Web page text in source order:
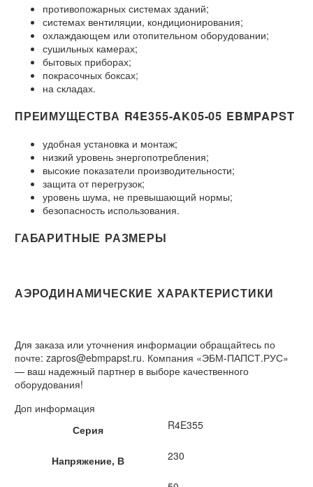
противопожарных системах зданий;
системах вентиляции, кондиционирования;
охлаждающем или отопительном оборудовании;
сушильных камерах;
бытовых приборах;
покрасочных боксах;
на складах.
ПРЕИМУЩЕСТВА R4E355-AK05-05 EBMPAPST
удобная установка и монтаж;
низкий уровень энергопотребления;
высокие показатели производительности;
защита от перегрузок;
уровень шума, не превышающий нормы;
безопасность использования.
ГАБАРИТНЫЕ РАЗМЕРЫ
АЭРОДИНАМИЧЕСКИЕ ХАРАКТЕРИСТИКИ
Для заказа или уточнения информации обращайтесь по
почте: zapros@ebmpapst.ru. Компания «ЭБМ-ПАПСТ.РУС»
— ваш надежный партнер в выборе качественного
оборудования!
Доп информация
Серия
R4E355
Напряжение, В 230